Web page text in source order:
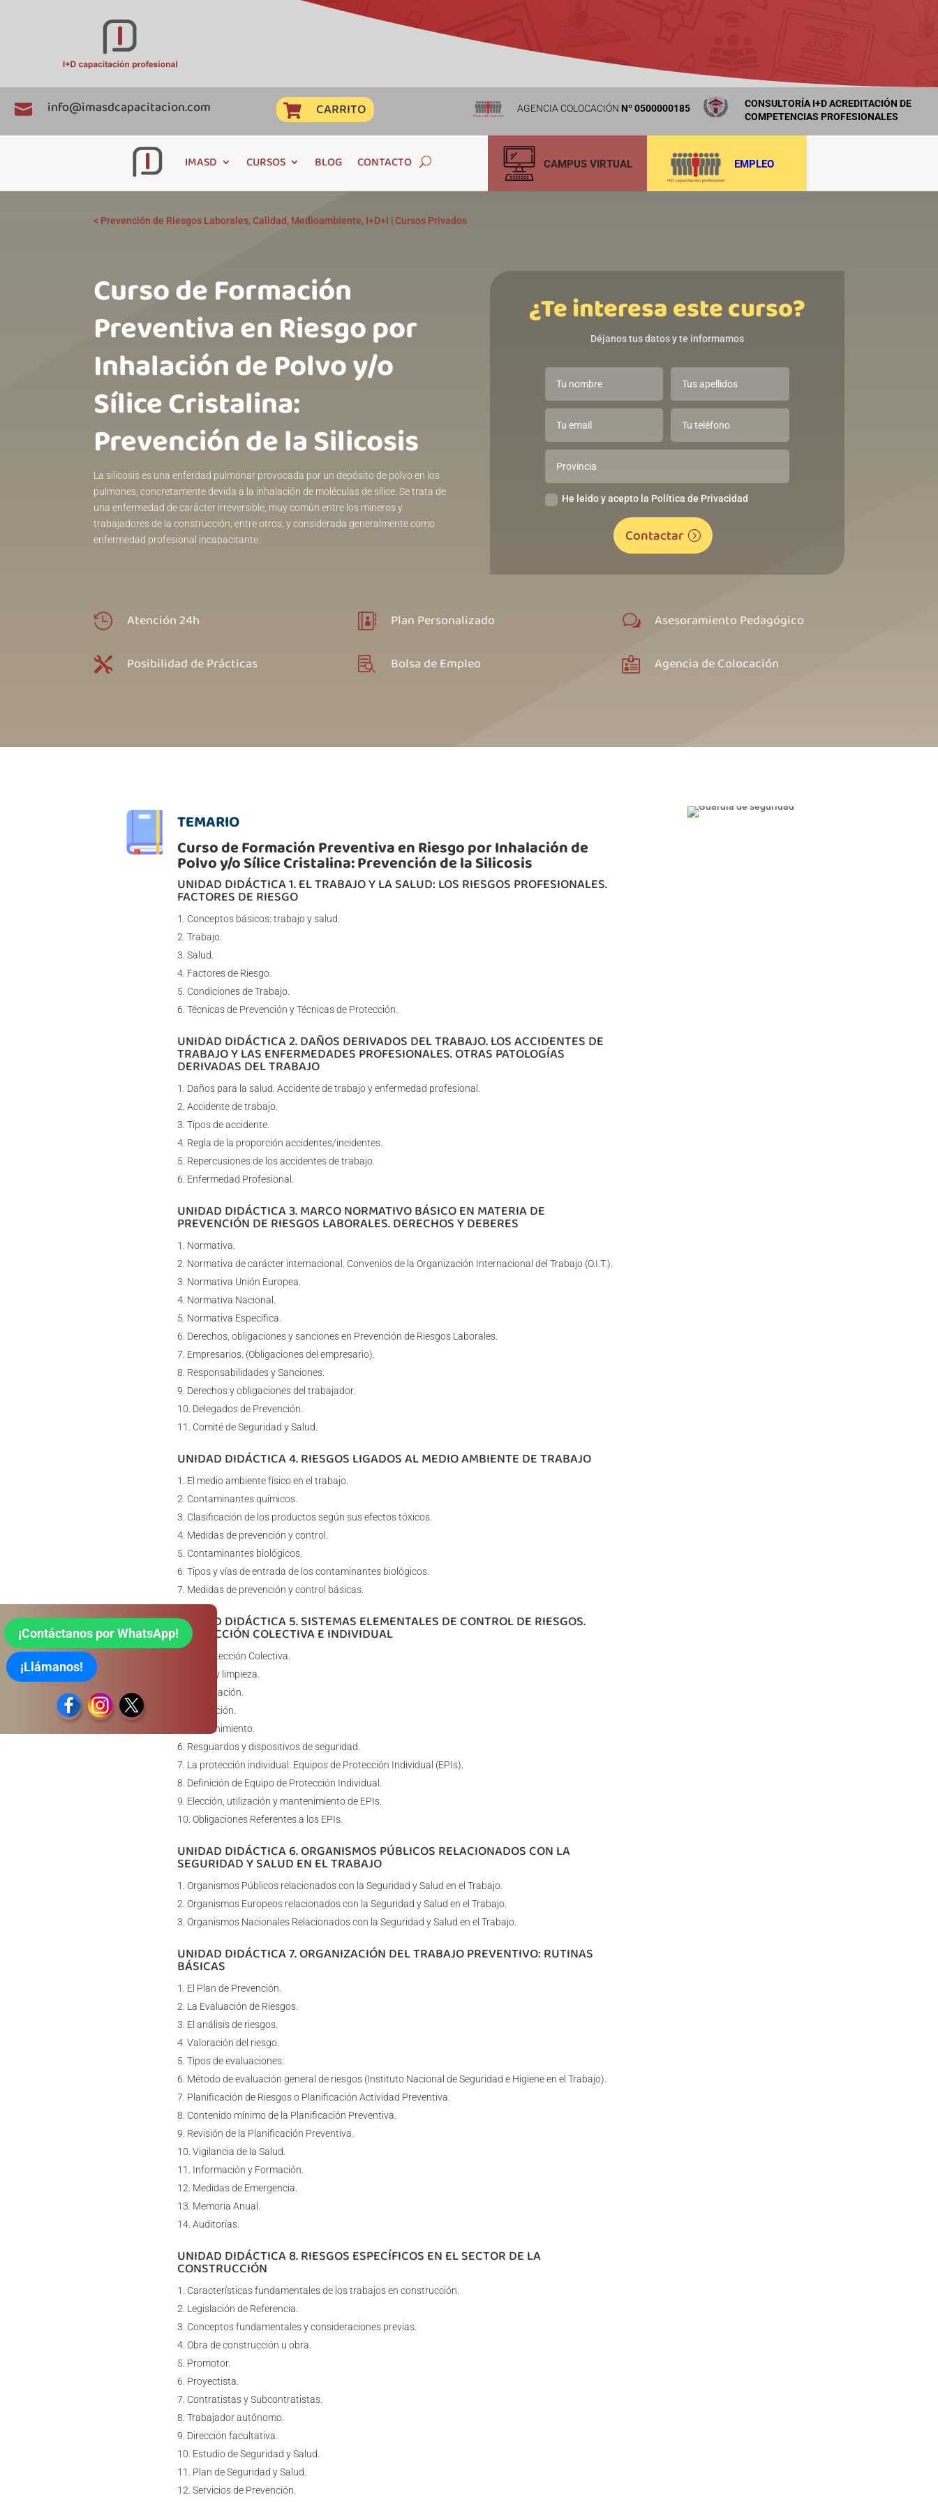
 info@imasdcapacitacion.com  CARRITO AGENCIA COLOCACIÓN Nº 0500000185
CONSULTORÍA I+D ACREDITACIÓN DE
COMPETENCIAS PROFESIONALES
IMASD CURSOS BLOG CONTACTO EMPLEO
CAMPUS VIRTUAL
< Prevención de Riesgos Laborales, Calidad, Medioambiente, I+D+I |Cursos Privados
Curso de Formación
Preventiva en Riesgo por
Inhalación de Polvo y/o
Sílice Cristalina:
Prevención de la Silicosis
La silicosis es una enferdad pulmonar provocada por un depósito de polvo en los
pulmones, concretamente devida a la inhalación de moléculas de sílice. Se trata de
una enfermedad de carácter irreversible, muy común entre los mineros y
trabajadores de la construcción, entre otros, y considerada generalmente como
enfermedad profesional incapacitante.
¿Te interesa este curso?
Déjanos tus datos y te informamos
He leido y acepto la Política de Privacidad
Contactar
 Atención 24h
 Posibilidad de Prácticas
 Plan Personalizado
 Bolsa de Empleo
w Asesoramiento Pedagógico
 Agencia de Colocación
TEMARIO
Curso de Formación Preventiva en Riesgo por Inhalación de
Polvo y/o Sílice Cristalina: Prevención de la Silicosis
UNIDAD DIDÁCTICA 1. EL TRABAJO Y LA SALUD: LOS RIESGOS PROFESIONALES.
FACTORES DE RIESGO
Conceptos básicos: trabajo y salud.
Trabajo.
Salud.
Factores de Riesgo.
Condiciones de Trabajo.
Técnicas de Prevención y Técnicas de Protección.
UNIDAD DIDÁCTICA 2. DAÑOS DERIVADOS DEL TRABAJO. LOS ACCIDENTES DE
TRABAJO Y LAS ENFERMEDADES PROFESIONALES. OTRAS PATOLOGÍAS
DERIVADAS DEL TRABAJO
Daños para la salud. Accidente de trabajo y enfermedad profesional.
Accidente de trabajo.
Tipos de accidente.
Regla de la proporción accidentes/incidentes.
Repercusiones de los accidentes de trabajo.
Enfermedad Profesional.
UNIDAD DIDÁCTICA 3. MARCO NORMATIVO BÁSICO EN MATERIA DE
PREVENCIÓN DE RIESGOS LABORALES. DERECHOS Y DEBERES
Normativa.
Normativa de carácter internacional. Convenios de la Organización Internacional del Trabajo (O.I.T.).
Normativa Unión Europea.
Normativa Nacional.
Normativa Específica.
Derechos, obligaciones y sanciones en Prevención de Riesgos Laborales.
Empresarios. (Obligaciones del empresario).
Responsabilidades y Sanciones.
Derechos y obligaciones del trabajador.
Delegados de Prevención.
Comité de Seguridad y Salud.
UNIDAD DIDÁCTICA 4. RIESGOS LIGADOS AL MEDIO AMBIENTE DE TRABAJO
El medio ambiente físico en el trabajo.
Contaminantes químicos.
Clasificación de los productos según sus efectos tóxicos.
Medidas de prevención y control.
Contaminantes biológicos.
Tipos y vías de entrada de los contaminantes biológicos.
Medidas de prevención y control básicas.
UNIDAD DIDÁCTICA 5. SISTEMAS ELEMENTALES DE CONTROL DE RIESGOS.
PROTECCIÓN COLECTIVA E INDIVIDUAL
La Protección Colectiva.
Orden y limpieza.
Señalización.
Formación.
Mantenimiento.
Resguardos y dispositivos de seguridad.
La protección individual. Equipos de Protección Individual (EPIs).
Definición de Equipo de Protección Individual.
Elección, utilización y mantenimiento de EPIs.
Obligaciones Referentes a los EPIs.
UNIDAD DIDÁCTICA 6. ORGANISMOS PÚBLICOS RELACIONADOS CON LA
SEGURIDAD Y SALUD EN EL TRABAJO
Organismos Públicos relacionados con la Seguridad y Salud en el Trabajo.
Organismos Europeos relacionados con la Seguridad y Salud en el Trabajo.
Organismos Nacionales Relacionados con la Seguridad y Salud en el Trabajo.
UNIDAD DIDÁCTICA 7. ORGANIZACIÓN DEL TRABAJO PREVENTIVO: RUTINAS
BÁSICAS
El Plan de Prevención.
La Evaluación de Riesgos.
El análisis de riesgos.
Valoración del riesgo.
Tipos de evaluaciones.
Método de evaluación general de riesgos (Instituto Nacional de Seguridad e Higiene en el Trabajo).
Planificación de Riesgos o Planificación Actividad Preventiva.
Contenido mínimo de la Planificación Preventiva.
Revisión de la Planificación Preventiva.
Vigilancia de la Salud.
Información y Formación.
Medidas de Emergencia.
Memoria Anual.
Auditorías.
UNIDAD DIDÁCTICA 8. RIESGOS ESPECÍFICOS EN EL SECTOR DE LA
CONSTRUCCIÓN
Características fundamentales de los trabajos en construcción.
Legislación de Referencia.
Conceptos fundamentales y consideraciones previas.
Obra de construcción u obra.
Promotor.
Proyectista.
Contratistas y Subcontratistas.
Trabajador autónomo.
Dirección facultativa.
Estudio de Seguridad y Salud.
Plan de Seguridad y Salud.
Servicios de Prevención.
¡Contáctanos por WhatsApp!
¡Llámanos!